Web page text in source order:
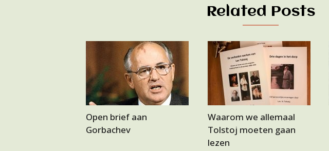
Related Posts
Open brief aan
Gorbachev
Waarom we allemaal
Tolstoj moeten gaan
lezen